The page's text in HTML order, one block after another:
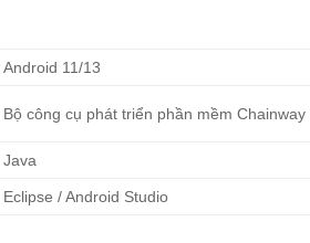
Android 11/13
Bộ công cụ phát triển phần mềm Chainway
Java
Eclipse / Android Studio